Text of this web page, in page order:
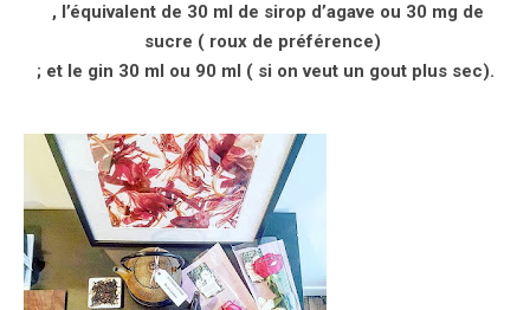
, l’équivalent de 30 ml de sirop d’agave ou 30 mg de
sucre ( roux de préférence)
; et le gin 30 ml ou 90 ml ( si on veut un gout plus sec).